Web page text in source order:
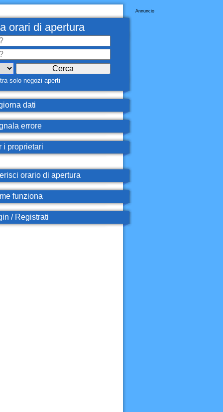
Annuncio
orari di apertura
solo negozi aperti
dati
errore
i proprietari
orario di apertura
funziona
/ Registrati